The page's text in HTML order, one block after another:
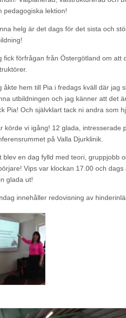
pedagogiska lektion!
helg är det dags för det sista och
fick förfrågan från Östergötland om att
åkte hem till Pia i fredags kväll där jag
utbildningen och jag känner att det
Pia! Och självklart tack ni andra som
körde vi igång! 12 glada, intresserade
på Valla Djurklinik.
blev en dag fylld med teori, gruppjobb
Vips var klockan 17.00 och
glada ut!
innehåller redovisning av